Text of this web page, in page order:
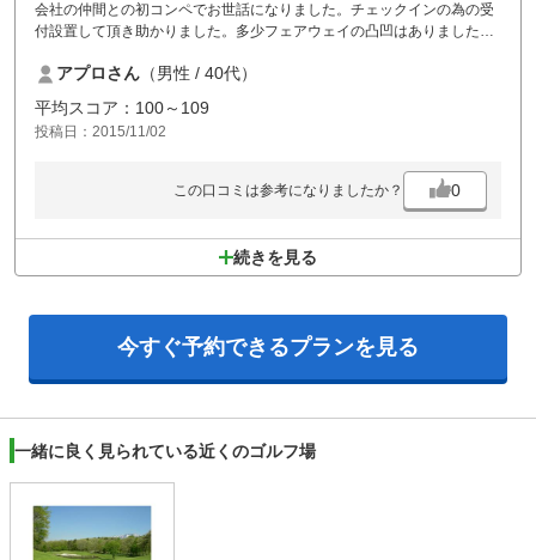
会社の仲間との初コンペでお世話になりました。チェックインの為の受
付設置して頂き助かりました。多少フェアウェイの凸凹はありました
のはグリーンの早さです。他では味わえない感覚に参加者は戸惑い楽し
んでいました。また春にお邪魔させて頂きます。
アプロさん （男性 / 40代）
平均スコア：100～109
投稿日：2015/11/02
この口コミは参考になりましたか？ 0
続きを見る
今すぐ予約できるプランを見る
一緒に良く見られている近くのゴルフ場